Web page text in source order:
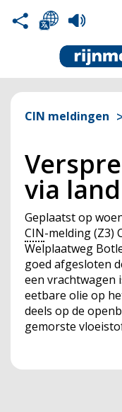
CIN meldingen
via
Geplaatst op
CIN-melding (Z3)
Welplaatweg
goed afgesloten
een vrachtwagen
eetbare olie op
deels op de
gemorste